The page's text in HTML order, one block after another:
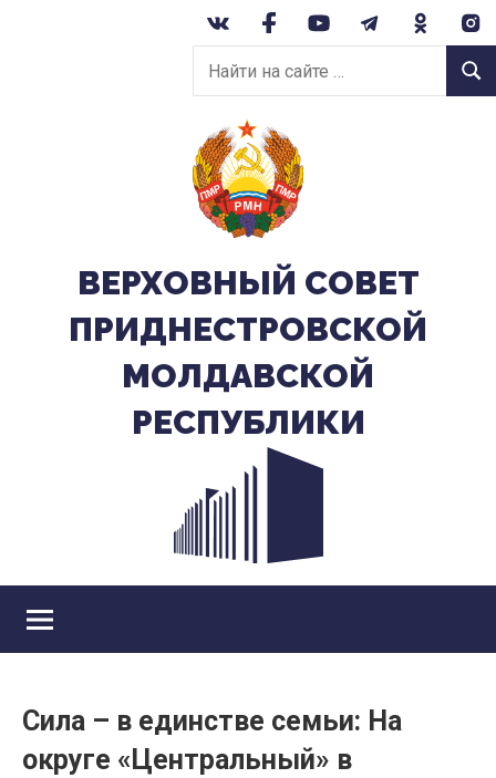
Найти
на
сайте:
ВЕРХОВНЫЙ CОВЕТ
ПРИДНЕСТРОВСКОЙ
МОЛДАВСКОЙ
РЕСПУБЛИКИ
Сила – в единстве семьи: На
округе «Центральный» в